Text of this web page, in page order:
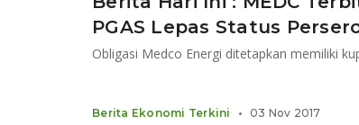
PGAS Lepas Status
Obligasi Medco Energi ditetapkan memiliki
Berita Ekonomi Terkini • 03 Nov 2017